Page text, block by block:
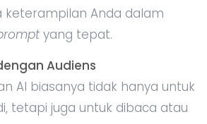
keterampilan Anda dalam
yang tepat.
Audiens
AI biasanya tidak hanya untuk
tetapi juga untuk dibaca atau